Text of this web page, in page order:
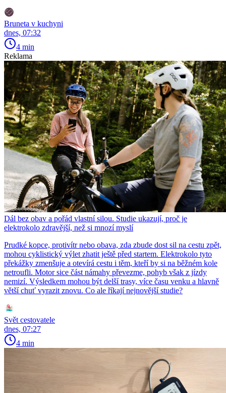
Bruneta v kuchyni
dnes, 07:32
4 min
Reklama
Dál bez obav a pořád vlastní silou. Studie ukazují, proč je
elektrokolo zdravější, než si mnozí myslí
Prudké kopce, protivítr nebo obava, zda zbude dost sil na cestu zpět,
mohou cyklistický výlet zhatit ještě před startem. Elektrokolo tyto
překážky zmenšuje a otevírá cestu i těm, kteří by si na běžném kole
netroufli. Motor sice část námahy převezme, pohyb však z jízdy
nemizí. Výsledkem mohou být delší trasy, více času venku a hlavně
větší chuť vyrazit znovu. Co ale říkají nejnovější studie?
Svět cestovatele
dnes, 07:27
4 min